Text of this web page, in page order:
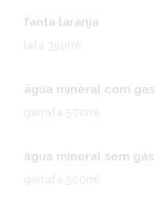
fanta laranja
lata 350ml
água mineral com gás
garrafa 500ml
água mineral sem gás
garrafa 500ml